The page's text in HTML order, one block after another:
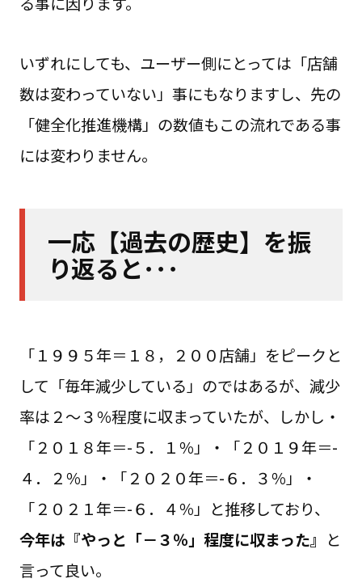
いずれにしても、ユーザー側にとっては「店舗
数は変わっていない」事にもなりますし、先の
「健全化推進機構」の数値もこの流れである事
には変わりません。
一応【過去の歴史】を振
り返ると･･･
「１９９５年＝１８，２００店舗」をピークと
して「毎年減少している」のではあるが、減少
率は２～３％程度に収まっていたが、しかし・
「２０１８年＝-５．１％」・「２０１９年＝-
４．２％」・「２０２０年＝-６．３％」・
「２０２１年＝-６．４％」と推移しており、
今年は『やっと「－３％」程度に収まった』 と
言って良い。